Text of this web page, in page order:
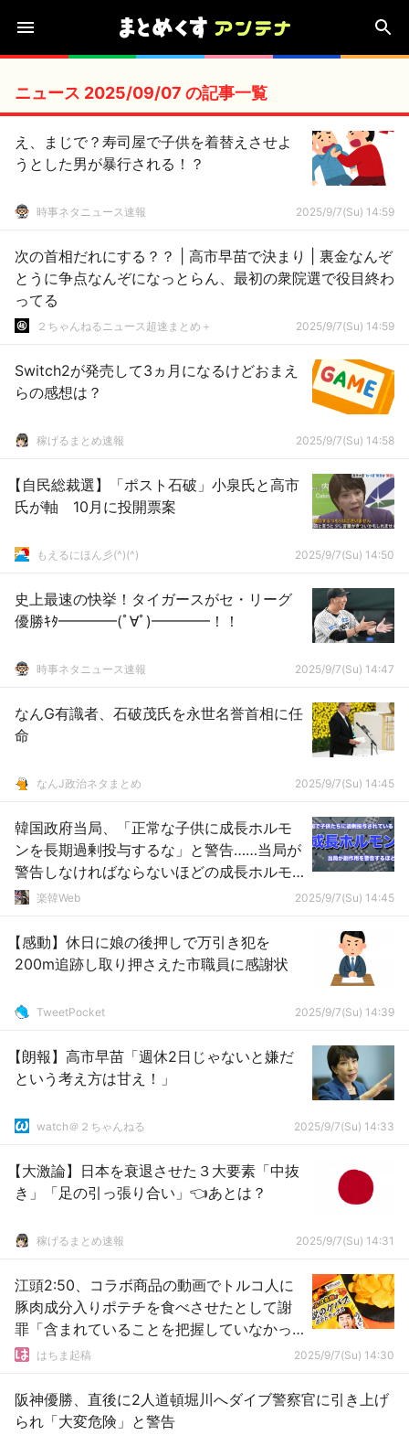
ニュース 2025/09/07 の記事一覧
え、まじで？寿司屋で子供を着替えさせよ
うとした男が暴行される！？
時事ネタニュース速報 2025/9/7(Su) 14:59
次の首相だれにする？？ | 高市早苗で決まり | 裏金なんぞ
とうに争点なんぞになっとらん、最初の衆院選で役目終わ
ってる
２ちゃんねるニュース超速まとめ＋ 2025/9/7(Su) 14:59
Switch2が発売して3ヵ月になるけどおまえ
らの感想は？
稼げるまとめ速報 2025/9/7(Su) 14:58
【自民総裁選】「ポスト石破」小泉氏と高市
氏が軸 10月に投開票案
もえるにほん彡(^)(^) 2025/9/7(Su) 14:50
史上最速の快挙！タイガースがセ・リーグ
優勝ｷﾀ━━━━(ﾟ∀ﾟ)━━━━！！
時事ネタニュース速報 2025/9/7(Su) 14:47
なんG有識者、石破茂氏を永世名誉首相に任
命
なんJ政治ネタまとめ 2025/9/7(Su) 14:45
韓国政府当局、「正常な子供に成長ホルモ
ンを長期過剰投与するな」と警告……当局が
警告しなければならないほどの成長ホルモ
ンを過剰投与してるってことかぁ
楽韓Web 2025/9/7(Su) 14:45
【感動】休日に娘の後押しで万引き犯を
200m追跡し取り押さえた市職員に感謝状
TweetPocket 2025/9/7(Su) 14:39
【朗報】高市早苗「週休2日じゃないと嫌だ
という考え方は甘え！」
watch＠２ちゃんねる 2025/9/7(Su) 14:33
【大激論】日本を衰退させた３大要素「中抜
き」「足の引っ張り合い」👈あとは？
稼げるまとめ速報 2025/9/7(Su) 14:31
江頭2:50、コラボ商品の動画でトルコ人に
豚肉成分入りポテチを食べさせたとして謝
罪「含まれていることを把握していなかっ
たが、それを言い訳にはできない」
はちま起稿 2025/9/7(Su) 14:30
阪神優勝、直後に2人道頓堀川へダイブ警察官に引き上げ
られ「大変危険」と警告